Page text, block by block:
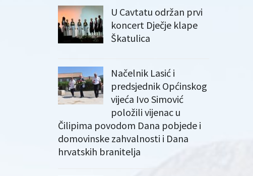
U Cavtatu održan prvi
koncert Dječje klape
Škatulica
Načelnik Lasić i
predsjednik Općinskog
vijeća Ivo Simović
položili vijenac u
Čilipima povodom Dana pobjede i
domovinske zahvalnosti i Dana
hrvatskih branitelja